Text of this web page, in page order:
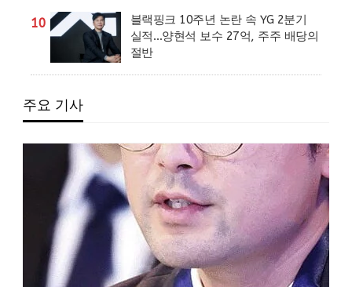
10
블랙핑크 10주년 논란 속 YG 2분기
실적…양현석 보수 27억, 주주 배당의
절반
주요 기사